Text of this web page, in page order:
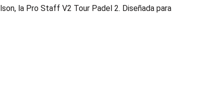
la Pro Staff V2 Tour Padel 2. Diseñada para